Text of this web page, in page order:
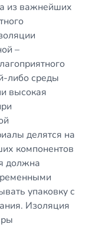
из важнейших
–
либо среды
высокая
делятся на
компонентов
должна
упаковку с
Изоляция